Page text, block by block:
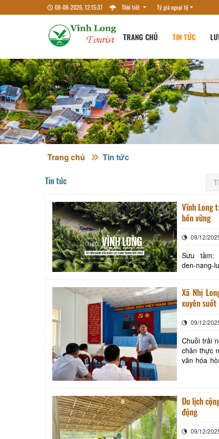
08-08-2026, 12:15:38 Thời tiết Tỷ giá ngoại tệ
TRANG CHỦ TIN TỨC
Trang chủ Tin tức
Tin tức
Vĩnh Long
bền vững
09/12/
Sưu tầm:
den-nang-
Xã Nhị
xuyên suốt
09/12/
Chuỗi trải
chân thực
văn hóa hòa quyện
Du lịch
động
09/12/